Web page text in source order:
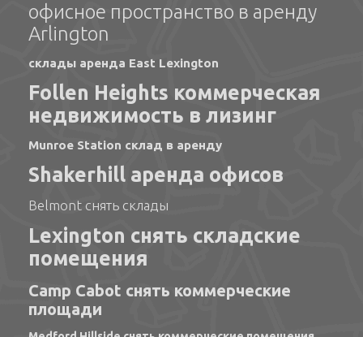
офисное пространство в аренду
Arlington
склады аренда East Lexington
Follen Heights коммерческая
недвижимость в лизинг
Munroe Station склад в аренду
Shakerhill аренда офисов
Belmont снять склады
Lexington снять складские
помещения
Camp Cabot снять коммерческие
площади